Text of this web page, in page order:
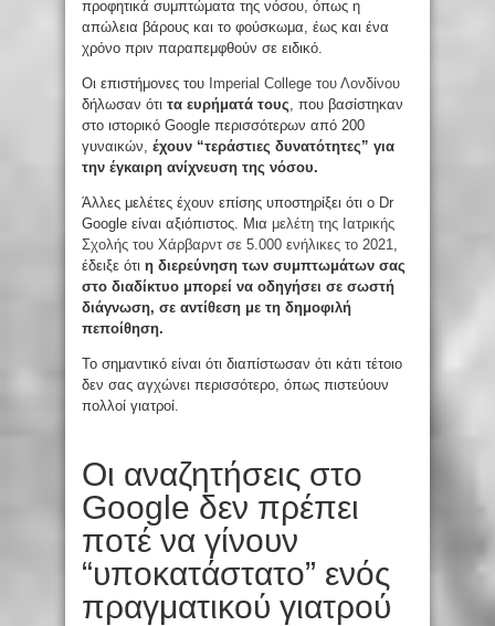
προφητικά συμπτώματα της νόσου, όπως η
απώλεια βάρους και το φούσκωμα, έως και ένα
χρόνο πριν παραπεμφθούν σε ειδικό.
Οι επιστήμονες του Imperial College του Λονδίνου
δήλωσαν ότι τα ευρήματά τους , που βασίστηκαν
στο ιστορικό Google περισσότερων από 200
γυναικών, έχουν “τεράστιες δυνατότητες” για
την έγκαιρη ανίχνευση της νόσου.
Άλλες μελέτες έχουν επίσης υποστηρίξει ότι ο Dr
Google είναι αξιόπιστος. Μια μελέτη της Ιατρικής
Σχολής του Χάρβαρντ σε 5.000 ενήλικες το 2021
έδειξε ότι η διερεύνηση των συμπτωμάτων σας
στο διαδίκτυο μπορεί να οδηγήσει σε σωστή
διάγνωση, σε αντίθεση με τη δημοφιλή
πεποίθηση.
Το σημαντικό είναι ότι διαπίστωσαν ότι κάτι τέτοιο
δεν σας αγχώνει περισσότερο, όπως πιστεύουν
πολλοί γιατροί.
Οι αναζητήσεις στο
Google δεν πρέπει
ποτέ να γίνουν
“υποκατάστατο” ενός
πραγματικού γιατρού